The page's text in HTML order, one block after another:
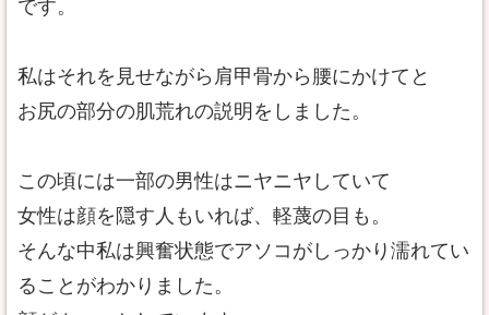
です。
私はそれを見せながら肩甲骨から腰にかけてと
お尻の部分の肌荒れの説明をしました。
この頃には一部の男性はニヤニヤしていて
女性は顔を隠す人もいれば、軽蔑の目も。
そんな中私は興奮状態でアソコがしっかり濡れてい
ることがわかりました。